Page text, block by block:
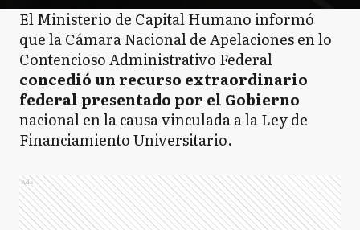
El Ministerio de Capital Humano informó
que la Cámara Nacional de Apelaciones en lo
Contencioso Administrativo Federal
concedió un recurso extraordinario
federal presentado por el Gobierno
nacional en la causa vinculada a la Ley de
Financiamiento Universitario.
Ads